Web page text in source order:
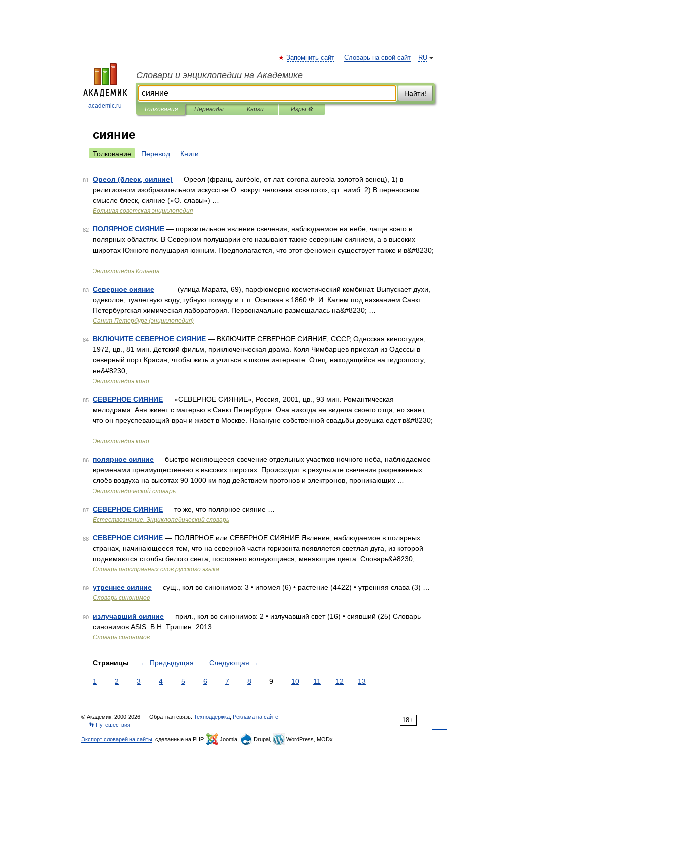
academic.ru
RU
Запомнить сайт Словарь на свой сайт
Словари и энциклопедии на Академике
Найти!
Толкования Переводы Книги Игры ⚽
сияние
Толкование Перевод Книги
81 Ореол (блеск, сияние) — Ореол (франц. auréole, от лат. corona aureola золотой венец), 1) в
религиозном изобразительном искусстве О. вокруг человека «святого», ср. нимб. 2) В переносном
смысле блеск, сияние («О. славы») …
Большая советская энциклопедия
82 ПОЛЯРНОЕ СИЯНИЕ — поразительное явление свечения, наблюдаемое на небе, чаще всего в
полярных областях. В Северном полушарии его называют также северным сиянием, а в высоких
широтах Южного полушария южным. Предполагается, что этот феномен существует также и в&#8230;
Энциклопедия Кольера
83 Северное сияние — (улица Марата, 69), парфюмерно косметический комбинат. Выпускает духи,
одеколон, туалетную воду, губную помаду и т. п. Основан в 1860 Ф. И. Калем под названием Санкт
Петербургская химическая лаборатория. Первоначально размещалась на&#8230; …
Санкт-Петербург (энциклопедия)
84 ВКЛЮЧИТЕ СЕВЕРНОЕ СИЯНИЕ — ВКЛЮЧИТЕ СЕВЕРНОЕ СИЯНИЕ, СССР, Одесская киностудия,
1972, цв., 81 мин. Детский фильм, приключенческая драма. Коля Чимбарцев приехал из Одессы в
северный порт Красин, чтобы жить и учиться в школе интернате. Отец, находящийся на гидропосту,
не&#8230; …
Энциклопедия кино
85 СЕВЕРНОЕ СИЯНИЕ — «СЕВЕРНОЕ СИЯНИЕ», Россия, 2001, цв., 93 мин. Романтическая
мелодрама. Аня живет с матерью в Санкт Петербурге. Она никогда не видела своего отца, но знает,
что он преуспевающий врач и живет в Москве. Накануне собственной свадьбы девушка едет в&#8230;
Энциклопедия кино
86 полярное сияние — быстро меняющееся свечение отдельных участков ночного неба, наблюдаемое
временами преимущественно в высоких широтах. Происходит в результате свечения разреженных
слоёв воздуха на высотах 90 1000 км под действием протонов и электронов, проникающих …
Энциклопедический словарь
87 СЕВЕРНОЕ СИЯНИЕ — то же, что полярное сияние …
Естествознание. Энциклопедический словарь
88 СЕВЕРНОЕ СИЯНИЕ — ПОЛЯРНОЕ или СЕВЕРНОЕ СИЯНИЕ Явление, наблюдаемое в полярных
странах, начинающееся тем, что на северной части горизонта появляется светлая дуга, из которой
поднимаются столбы белого света, постоянно волнующиеся, меняющие цвета. Словарь&#8230; …
Словарь иностранных слов русского языка
89 утреннее сияние — сущ., кол во синонимов: 3 • ипомея (6) • растение (4422) • утренняя слава (3) …
Словарь синонимов
90 излучавший сияние — прил., кол во синонимов: 2 • излучавший свет (16) • сиявший (25) Словарь
синонимов ASIS. В.Н. Тришин. 2013 …
Словарь синонимов
Страницы ← Предыдущая Следующая →
1 2 3 4 5 6 7 8 9 10 11 12 13
18+
© Академик, 2000-2026 Обратная связь: Техподдержка Реклама на сайте
👣 Путешествия
Экспорт словарей на сайты , сделанные на PHP, Joomla, Drupal, WordPress, MODx.